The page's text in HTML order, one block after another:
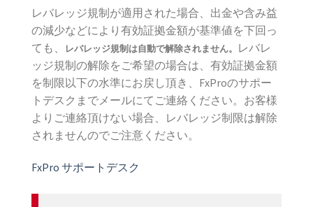
レバレッジ規制が適用された場合、出金や含み益
の減少などにより有効証拠金額が基準値を下回っ
ても、
レバレッジ規制は自動で解除されません。 レバレ
ッジ規制の解除をご希望の場合は、有効証拠金額
を制限以下の水準にお戻し頂き、FxProのサポー
トデスクまでメールにてご連絡ください。お客様
よりご連絡頂けない場合、レバレッジ制限は解除
されませんのでご注意ください。
FxPro サポートデスク